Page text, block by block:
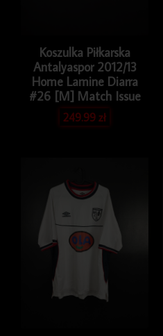
Koszulka Piłkarska
Antalyaspor 2012/13
Home Lamine Diarra
#26 [M] Match Issue
249.99zł